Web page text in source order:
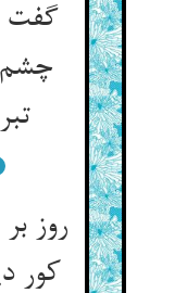
گفت
روز
کور